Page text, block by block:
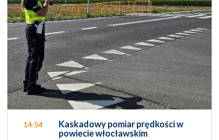
14:54
Kaskadowy pomiar prędkości w
powiecie włocławskim